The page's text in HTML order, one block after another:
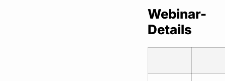
Webinar-
Details